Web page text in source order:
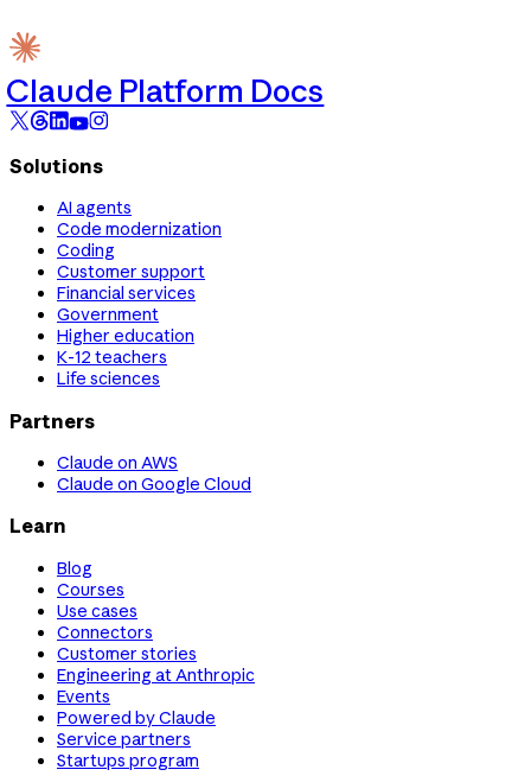
Claude Platform Docs
Solutions
AI agents
Code modernization
Coding
Customer support
Financial services
Government
Higher education
K-12 teachers
Life sciences
Partners
Claude on AWS
Claude on Google Cloud
Learn
Blog
Courses
Use cases
Connectors
Customer stories
Engineering at Anthropic
Events
Powered by Claude
Service partners
Startups program